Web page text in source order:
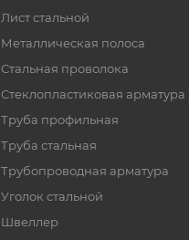
Лист стальной
Металлическая полоса
Стальная проволока
Стеклопластиковая арматура
Труба профильная
Труба стальная
Трубопроводная арматура
Уголок стальной
Швеллер